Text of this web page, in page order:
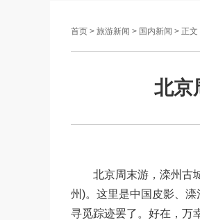
首页 > 旅游新闻 > 国内新闻 > 正文
北京
北京周末游，滦州古城
州)。这里是中国皮影、
寻觅踪迹罢了。好在，万